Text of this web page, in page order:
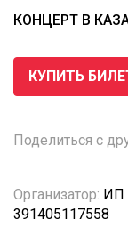
КОНЦЕРТ В
КУПИТЬ
Поделиться с
Организатор: ИП
391405117558